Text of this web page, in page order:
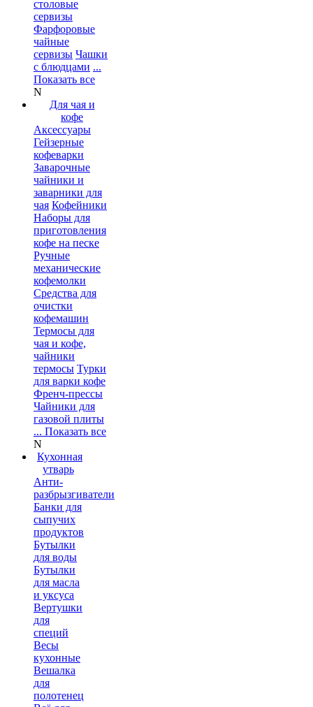
столовые
сервизы
Фарфоровые
чайные
сервизы Чашки
с блюдцами ...
Показать все
N
Для чая и
кофе
Аксессуары
Гейзерные
кофеварки
Заварочные
чайники и
заварники для
чая Кофейники
Наборы для
приготовления
кофе на песке
Ручные
механические
кофемолки
Средства для
очистки
кофемашин
Термосы для
чая и кофе,
чайники
термосы Турки
для варки кофе
Френч-прессы
Чайники для
газовой плиты
... Показать все
N
Кухонная
утварь
Анти-
разбрызгиватели
Банки для
сыпучих
продуктов
Бутылки
для воды
Бутылки
для масла
и уксуса
Вертушки
для
специй
Весы
кухонные
Вешалка
для
полотенец